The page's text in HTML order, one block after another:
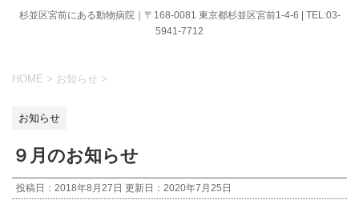
杉並区宮前にある動物病院｜〒168-0081 東京都杉並区宮前1-4-6 | TEL:03-
5941-7712
HOME > お知らせ >
お知らせ
９月のお知らせ
投稿日：2018年8月27日 更新日： 2020年7月25日